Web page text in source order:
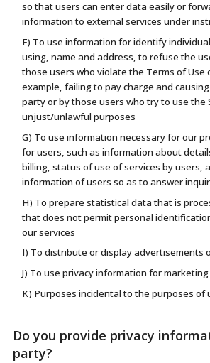
so that users can enter data easily or
information to external services under
F) To use information for identify
using, name and address, to refuse the
those users who violate the Terms of Use
example, failing to pay charge and
party or by those users who try to use the
unjust/unlawful purposes
G) To use information necessary for our
for users, such as information about
billing, status of use of services by users,
information of users so as to answer
H) To prepare statistical data that is
that does not permit personal
our services
I) To distribute or display advertisements
J) To use privacy information for marketing
K) Purposes incidental to the purposes of
Do you provide privacy
party?